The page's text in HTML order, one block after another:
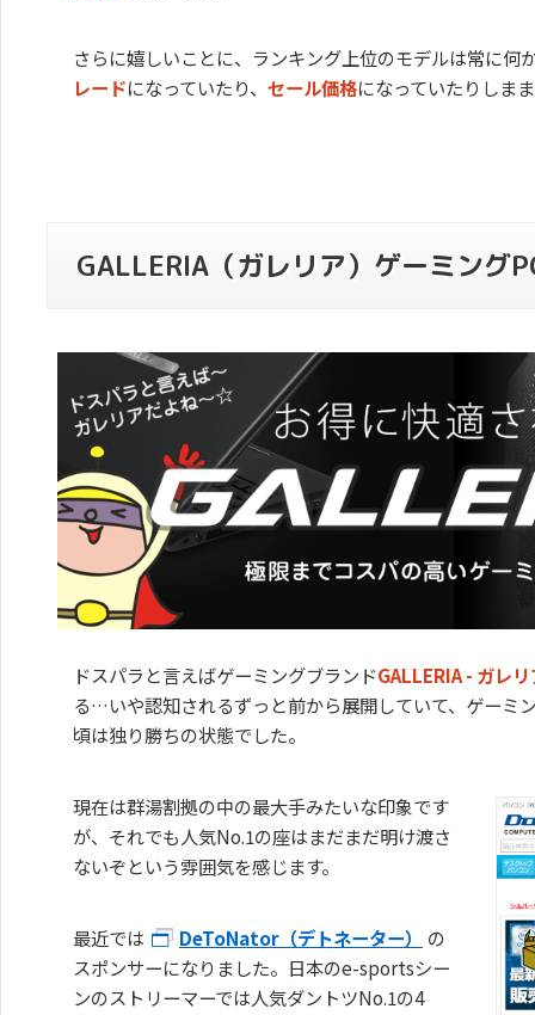
さらに嬉しいことに、ランキング上位のモデルは常に何
レードになっていたり、 セール価格になっていたりしま
GALLERIA（ガレリア）ゲーミング
ドスパラと言えばゲーミングブランドGALLERIA - ガレ
る…いや認知されるずっと前から展開していて、ゲーミ
頃は独り勝ちの状態でした。
現在は群湯割拠の中の最大手みたいな印象です
が、それでも人気No.1の座はまだまだ明け渡さ
ないぞという雰囲気を感じます。
最近では DeToNator（デトネーター）
の
スポンサーになりました。日本のe-sportsシー
ンのストリーマーでは人気ダントツNo.1の4